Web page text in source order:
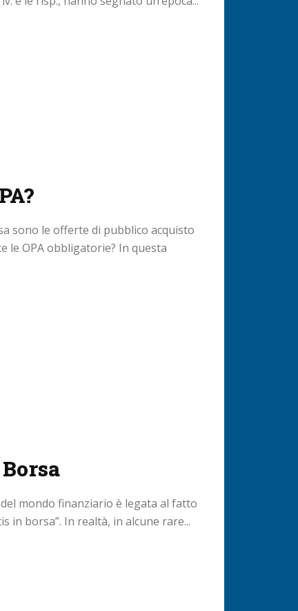
sono le offerte di pubblico acquisto
le OPA obbligatorie? In questa
mondo finanziario è legata al fatto
in borsa”. In realtà, in alcune rare...